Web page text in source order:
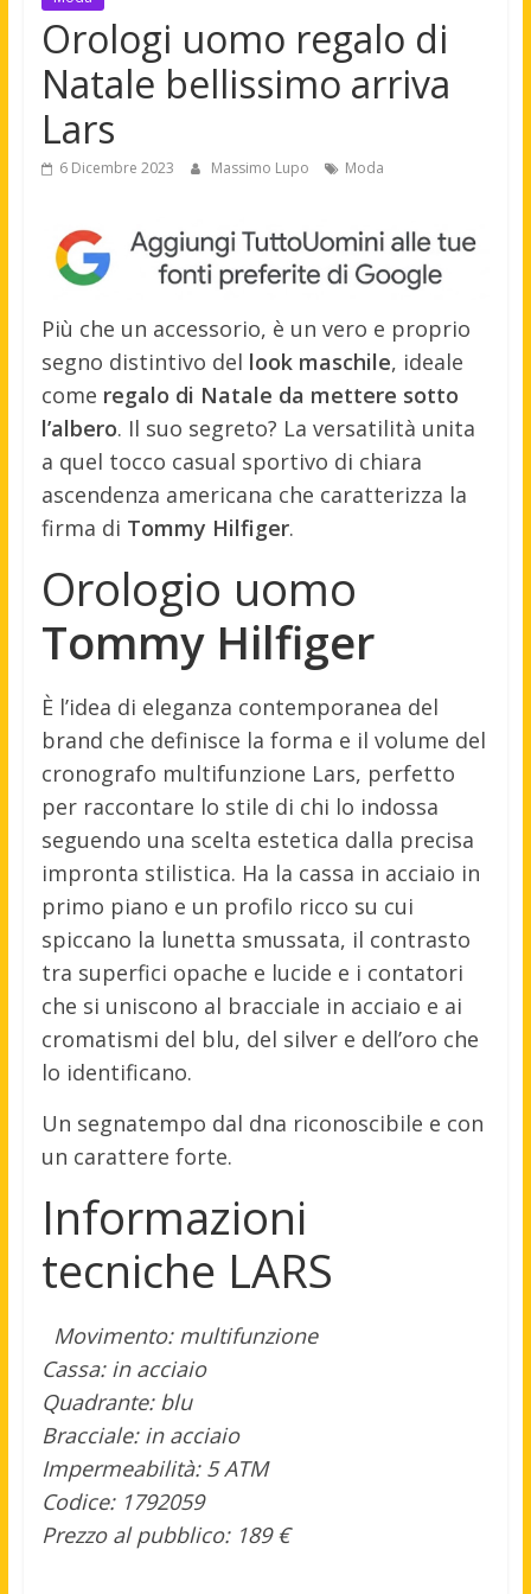
Orologi uomo regalo di
Natale bellissimo arriva
Lars
6 Dicembre 2023 Massimo Lupo Moda
Più che un accessorio, è un vero e proprio
segno distintivo del look maschile, ideale
come regalo di Natale da mettere sotto
l’albero. Il suo segreto? La versatilità unita
a quel tocco casual sportivo di chiara
ascendenza americana che caratterizza la
firma di Tommy Hilfiger.
Orologio uomo
Tommy Hilfiger
È l’idea di eleganza contemporanea del
brand che definisce la forma e il volume del
cronografo multifunzione Lars, perfetto
per raccontare lo stile di chi lo indossa
seguendo una scelta estetica dalla precisa
impronta stilistica. Ha la cassa in acciaio in
primo piano e un profilo ricco su cui
spiccano la lunetta smussata, il contrasto
tra superfici opache e lucide e i contatori
che si uniscono al bracciale in acciaio e ai
cromatismi del blu, del silver e dell’oro che
lo identificano.
Un segnatempo dal dna riconoscibile e con
un carattere forte.
Informazioni
tecniche LARS
Movimento: multifunzione
Cassa: in acciaio
Quadrante: blu
Bracciale: in acciaio
Impermeabilità: 5 ATM
Codice: 1792059
Prezzo al pubblico: 189 €